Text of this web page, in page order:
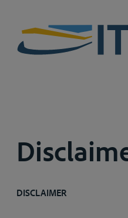
DISCLAIMER